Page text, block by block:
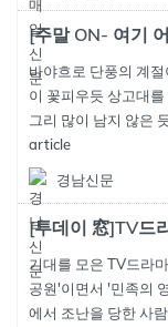
[주말 ON- 여기
바야흐로 단풍의 계
이 꽃피우듯 상고대
그리 많이 남지 않은
article
경남신문
[투데이 窓]TV드
기대를 모은 TV드라
공원'이면서 '민족의
에서 조난을 당한 사